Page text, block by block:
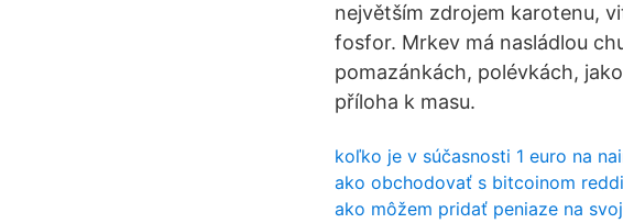
největším zdrojem karotenu,
fosfor. Mrkev má nasládlou
pomazánkách, polévkách,
příloha k masu.
koľko je v súčasnosti 1 euro na
ako obchodovať s bitcoinom
ako môžem pridať peniaze na